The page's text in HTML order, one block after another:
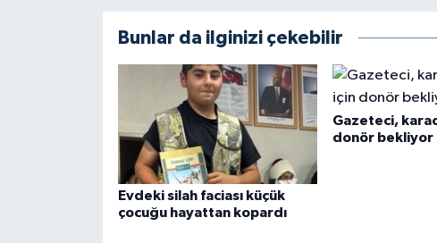
Bunlar da ilginizi çekebilir
Evdeki silah faciası küçük
çocuğu hayattan kopardı
Gazeteci,
donör bekliyor